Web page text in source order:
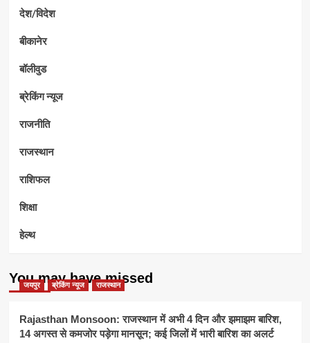
देश/विदेश
बीकानेर
बॉलीवुड
ब्रेकिंग न्यूज
राजनीति
राजस्थान
राशिफल
शिक्षा
हेल्थ
You may have missed
जयपुर ब्रेकिंग न्यूज राजस्थान
Rajasthan Monsoon: राजस्थान में अभी 4 दिन और झमाझम बारिश,
14 अगस्त से कमजोर पड़ेगा मानसून; कई जिलों में भारी बारिश का अलर्ट